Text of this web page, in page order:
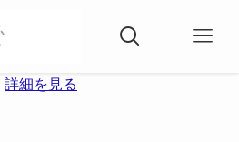
詳細を見る